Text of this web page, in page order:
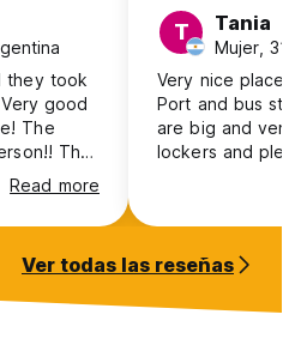
they took
good
The
with
super
again!!
Read more
T Tania
Mujer,
Very nice place,
Port and bus
are big and
lockers and
Bathroom and
There's a
books and first
Ver todas las reseñas